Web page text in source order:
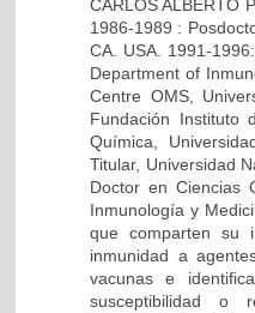
CARLOS ALBERTO
1986-1989 :
CA. USA. 1991-
Department of
Centre OMS,
Fundación Instituto
Química,
Titular, Universidad
Doctor en Ciencias
Inmunología y
que comparten su
inmunidad a
vacunas e
susceptibilidad o